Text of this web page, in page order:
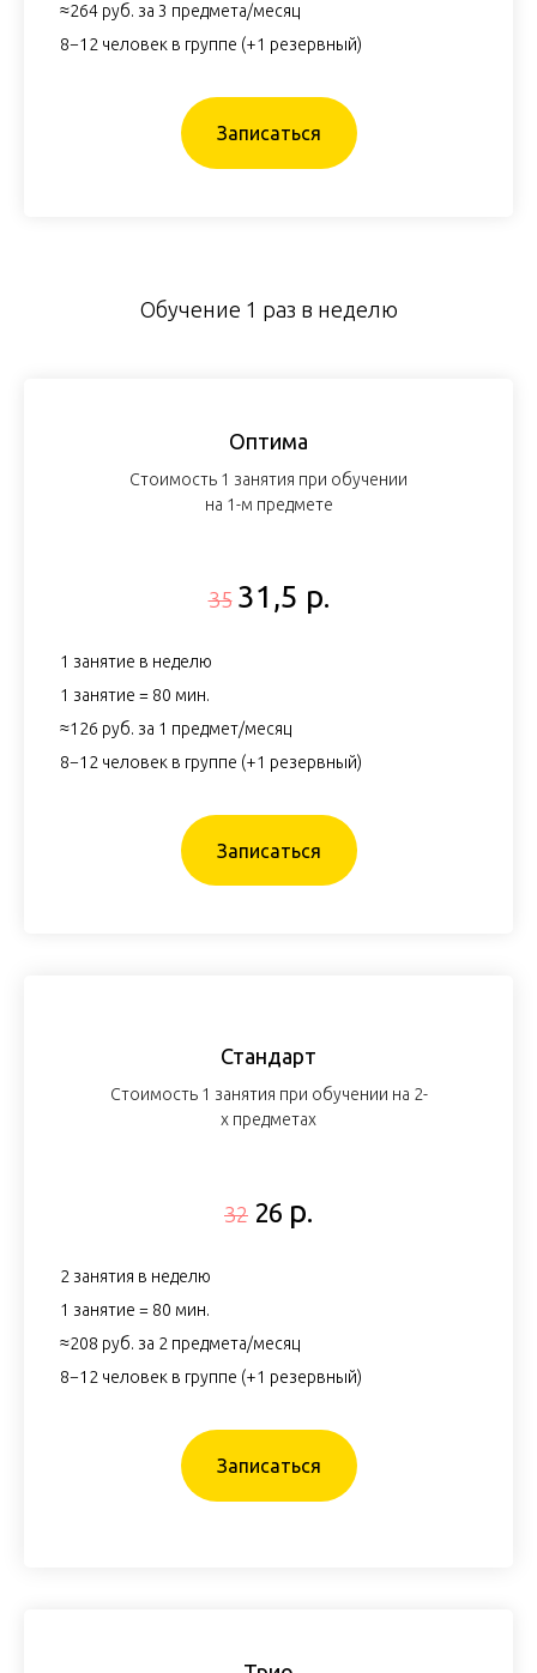
≈264 руб. за 3 предмета/месяц
8−12 человек в группе (+1 резервный)
Записаться
Обучение 1 раз в неделю
Оптима
Стоимость 1 занятия при обучении
на 1-м предмете
35 31,5 р.
1 занятие в неделю
1 занятие = 80 мин.
≈126 руб. за 1 предмет/месяц
8−12 человек в группе (+1 резервный)
Записаться
Стандарт
Стоимость 1 занятия при обучении на 2-
х предметах
32 26 р.
2 занятия в неделю
1 занятие = 80 мин.
≈208 руб. за 2 предмета/месяц
8−12 человек в группе (+1 резервный)
Записаться